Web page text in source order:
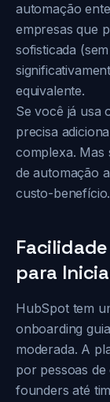
automação
empresas que
sofisticada
equivalente.
Se você já usa
precisa
complexa. Mas
de automação
custo-benefício.
para
HubSpot tem
onboarding
moderada. A
por pessoas
founders até